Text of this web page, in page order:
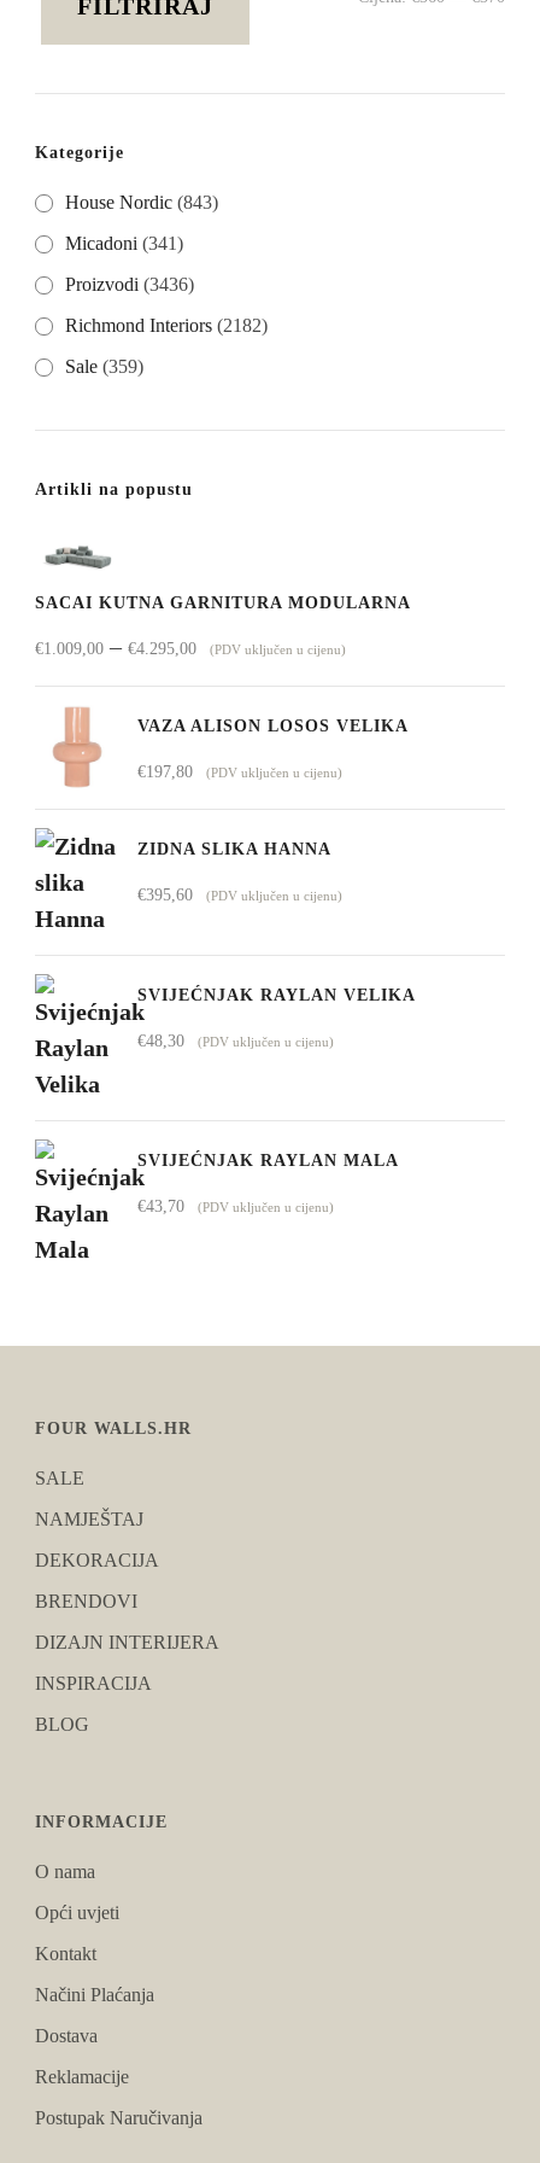
FILTRIRAJ
Kategorije
House Nordic (843)
Micadoni (341)
Proizvodi (3436)
Richmond Interiors (2182)
Sale (359)
Artikli na popustu
SACAI KUTNA GARNITURA MODULARNA
€1.009,00 – €4.295,00Raspon
cijena:
od
(PDV uključen u cijenu)
VAZA ALISON LOSOS VELIKA
€197,80 (PDV uključen u cijenu)
ZIDNA SLIKA HANNA
€395,60 (PDV uključen u cijenu)
SVIJEĆNJAK RAYLAN VELIKA
€48,30 (PDV uključen u cijenu)
SVIJEĆNJAK RAYLAN MALA
€43,70 (PDV uključen u cijenu)
FOUR WALLS.HR
SALE
NAMJEŠTAJ
DEKORACIJA
BRENDOVI
DIZAJN INTERIJERA
INSPIRACIJA
BLOG
INFORMACIJE
O nama
Opći uvjeti
Kontakt
Načini Plaćanja
Dostava
Reklamacije
Postupak Naručivanja